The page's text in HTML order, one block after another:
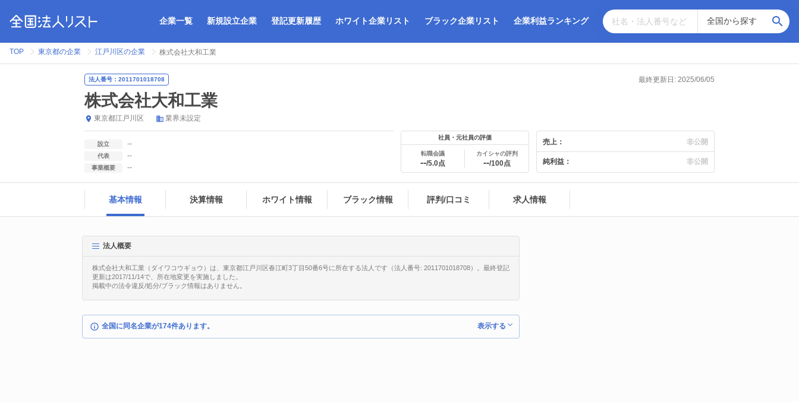
企業一覧 新規設立企業 登記更新履歴 ホワイト企業リスト ブラック企業リスト 企業利益ランキング
TOP 東京都の企業 江戸川区の企業 株式会社大和工業
法人番号：2011701018708 最終更新日: 2025/06/05
株式会社大和工業
東京都江戸川区 業界未設定
設立 --
代表 --
事業概要 --
社員・元社員の評価
転職会議
--/5.0点
カイシャの評判
--/100点
売上： 非公開
純利益： 非公開
基本情報 決算情報 ホワイト情報 ブラック情報 評判/口コミ 求人情報
法人概要
株式会社大和工業（ダイワコウギョウ）は、東京都江戸川区春江町3丁目50番6号に所在する法人です（法人番号: 2011701018708）。最終登記
更新は2017/11/14で、所在地変更を実施しました。
掲載中の法令違反/処分/ブラック情報はありません。
全国に同名企業が174件あります。 表示する